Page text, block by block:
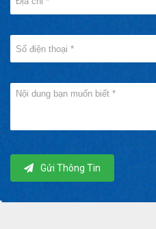
Gửi Thông Tin